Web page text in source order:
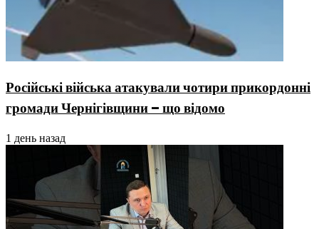
Російські війська атакували чотири прикордонні
громади Чернігівщини – що відомо
1 день назад